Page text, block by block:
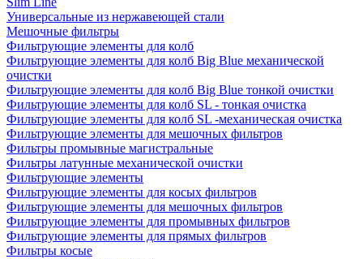
Универсальные из нержавеющей стали
Мешочные фильтры
Фильтрующие элементы для колб
Фильтрующие элементы для колб Big Blue механической
очистки
Фильтрующие элементы для колб Big Blue тонкой очистки
Фильтрующие элементы для колб SL - тонкая очистка
Фильтрующие элементы для колб SL -механическая очистка
Фильтрующие элементы для мешочных фильтров
Фильтры промывные магистральные
Фильтры латунные механической очистки
Фильтрующие элементы
Фильтрующие элементы для косых фильтров
Фильтрующие элементы для мешочных фильтров
Фильтрующие элементы для промывных фильтров
Фильтрующие элементы для прямых фильтров
Фильтры косые